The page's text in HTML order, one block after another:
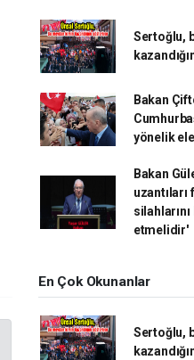
Sertoğlu,
Bakan
yönelik
Bakan
uzantıları
etmelidir'
En Çok Okunanlar
Sertoğlu,